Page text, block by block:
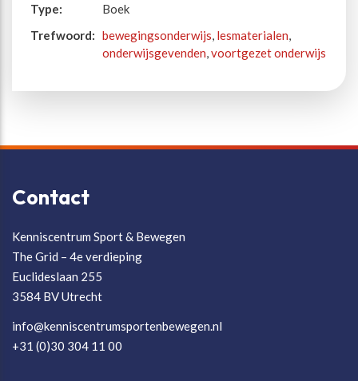
Type:
Boek
Trefwoord: bewegingsonderwijs, lesmaterialen,
onderwijsgevenden,voortgezet onderwijs
Contact
Kenniscentrum Sport & Bewegen
The Grid – 4e verdieping
Euclideslaan 255
3584 BV Utrecht
info@kenniscentrumsportenbewegen.nl
+31 (0)30 304 11 00